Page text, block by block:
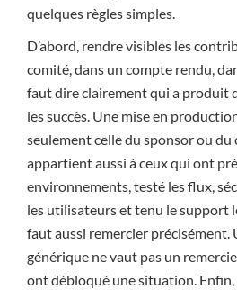
quelques règles simples.
D’abord, rendre visibles les
comité, dans un compte rendu,
faut dire clairement qui a produit
les succès. Une mise en
seulement celle du sponsor ou du
appartient aussi à ceux qui ont
environnements, testé les flux,
les utilisateurs et tenu le support
faut aussi remercier précisément.
générique ne vaut pas un
ont débloqué une situation.